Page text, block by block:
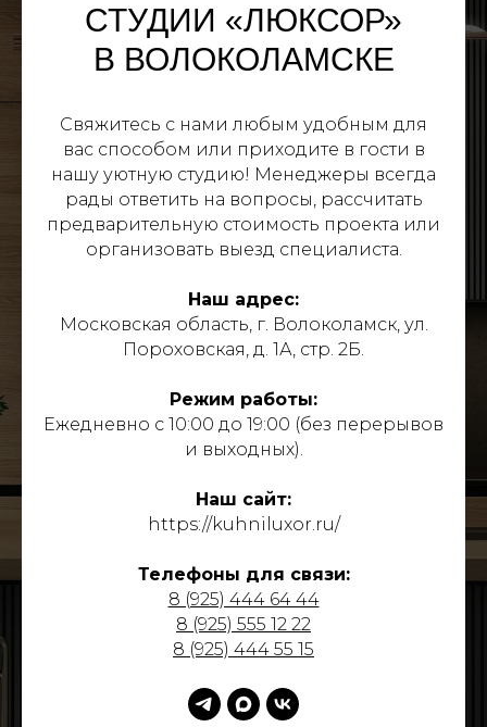
СТУДИИ «ЛЮКСОР»
В ВОЛОКОЛАМСКЕ
Свяжитесь с нами любым удобным для
вас способом или приходите в гости в
нашу уютную студию! Менеджеры всегда
рады ответить на вопросы, рассчитать
предварительную стоимость проекта или
организовать выезд специалиста.
Наш адрес:
Московская область, г. Волоколамск, ул.
Пороховская, д. 1А, стр. 2Б.
Режим работы:
Ежедневно с 10:00 до 19:00 (без перерывов
и выходных).
Наш сайт:
https://kuhniluxor.ru/
Телефоны для связи:
8 (925) 444 64 44
8 (925) 555 12 22
8 (925) 444 55 15